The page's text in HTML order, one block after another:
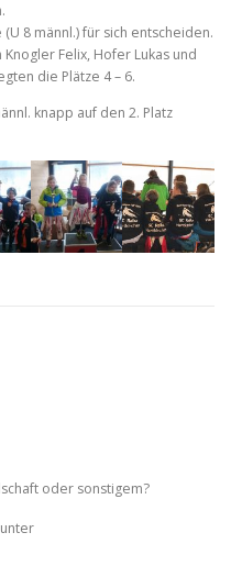
8 männl.) für sich entscheiden.
Felix, Hofer Lukas und
die Plätze 4 – 6.
knapp auf den 2. Platz
oder sonstigem?